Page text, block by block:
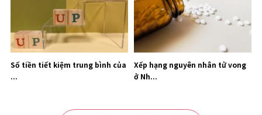
Số tiền tiết kiệm trung bình của
...
Xếp hạng nguyên nhân tử vong
ở Nh...